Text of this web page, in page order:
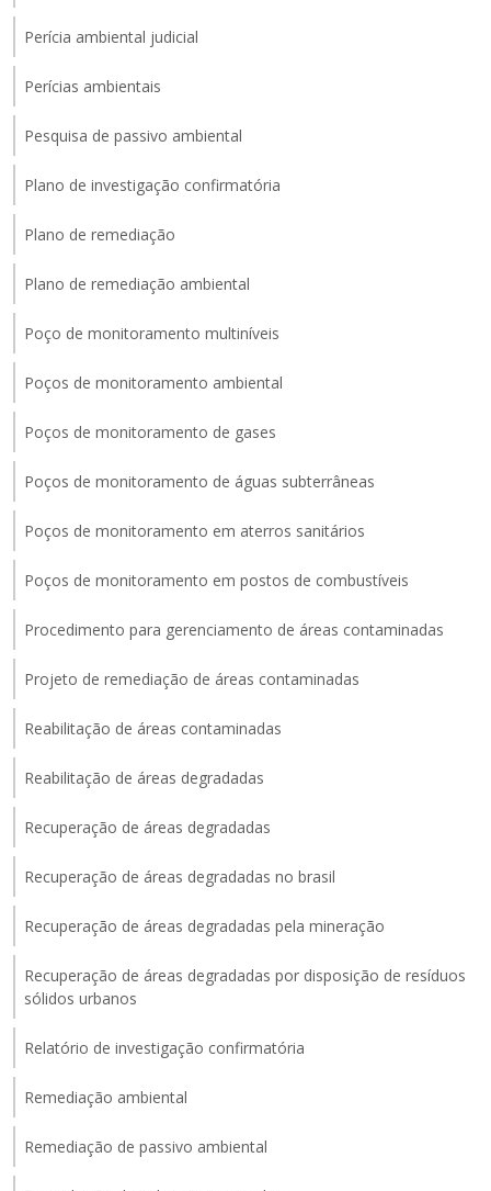
Perícia ambiental judicial
Perícias ambientais
Pesquisa de passivo ambiental
Plano de investigação confirmatória
Plano de remediação
Plano de remediação ambiental
Poço de monitoramento multiníveis
Poços de monitoramento ambiental
Poços de monitoramento de gases
Poços de monitoramento de águas subterrâneas
Poços de monitoramento em aterros sanitários
Poços de monitoramento em postos de combustíveis
Procedimento para gerenciamento de áreas contaminadas
Projeto de remediação de áreas contaminadas
Reabilitação de áreas contaminadas
Reabilitação de áreas degradadas
Recuperação de áreas degradadas
Recuperação de áreas degradadas no brasil
Recuperação de áreas degradadas pela mineração
Recuperação de áreas degradadas por disposição de resíduos
sólidos urbanos
Relatório de investigação confirmatória
Remediação ambiental
Remediação de passivo ambiental